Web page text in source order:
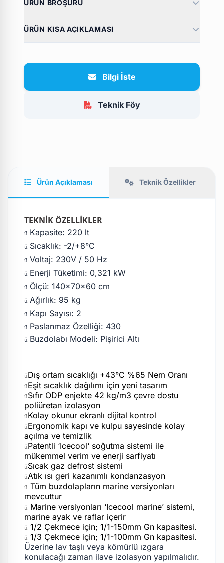
ÜRÜN BROŞÜRÜ
ÜRÜN KISA AÇIKLAMASI
Bilgi İste
Teknik Föy
Ürün Açıklaması Teknik Özellikler
TEKNİK ÖZELLİKLER
ü Kapasite: 220 lt
ü Sıcaklık: -2/+8°C
ü Voltaj: 230V / 50 Hz
ü Enerji Tüketimi: 0,321 kW
ü Ölçü: 140x70x60 cm
ü Ağırlık: 95 kg
ü Kapı Sayısı: 2
ü Paslanmaz Özelliği: 430
ü Buzdolabı Modeli: Pişirici Altı
üDış ortam sıcaklığı +43°C %65 Nem Oranı
üEşit sıcaklık dağılımı için yeni tasarım
üSıfır ODP enjekte 42 kg/m3 çevre dostu
poliüretan izolasyon
üKolay okunur ekranlı dijital kontrol
üErgonomik kapı ve kulpu sayesinde kolay
açılma ve temizlik
üPatentli ‘Icecool‘ soğutma sistemi ile
mükemmel verim ve enerji sarfiyatı
üSıcak gaz defrost sistemi
üAtık ısı geri kazanımlı kondanzasyon
ü Tüm buzdolapların marine versiyonları
mevcuttur
ü Marine versiyonları ‘Icecool marine’ sistemi,
marine ayak ve raflar içerir
ü 1/2 Çekmece için; 1/1-150mm Gn kapasitesi.
ü 1/3 Çekmece için; 1/1-100mm Gn kapasitesi.
Üzerine lav taşlı veya kömürlü ızgara
konulacağı zaman ilave izolasyon yapılmalıdır.